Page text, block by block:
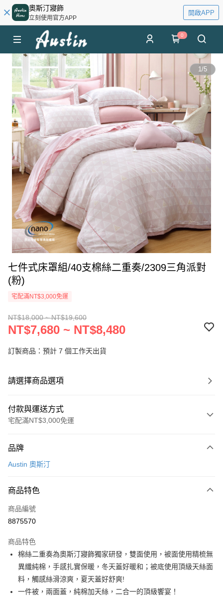
奧斯汀寢飾
立刻使用官方APP
開啟APP
0
1/5
七件式床罩組/40支棉絲二重奏/2309三角派對
(粉)
宅配滿NT$3,000免運
NT$18,000 ~ NT$19,600
NT$7,680 ~ NT$8,480
訂製商品：預計 7 個工作天出貨
請選擇商品選項
付款與運送方式
宅配滿NT$3,000免運
信用卡一次付款
3 期 0 利率 每期
合作金庫商業銀行
上海商業儲蓄銀行
臺灣中小企業銀行
匯豐（台灣）商業銀行
華泰商業銀行
聯邦商業銀行
遠東國際商業銀行
元大商業銀行
永豐商業銀行
玉山商業銀行
星展（台灣）商業銀行
合作金庫商業銀行
上海商業儲蓄銀行
國泰世華商業銀行
兆豐國際商業銀行
匯豐（台灣）商業銀行
華泰商業銀行
聯邦商業銀行
遠東國際商業銀行
元大商業銀行
永豐商業銀行
LINE Pay
Apple Pay
街口支付
悠遊付
品牌
Austin 奧斯汀
商品特色
商品編號
8875570
商品特色
棉絲二重奏為奧斯汀寢飾獨家研發，雙面使用，被面使用精梳無
異纖純棉，手感扎實保暖，冬天蓋好暖和；被底使用頂級天絲面
料，觸感絲滑涼爽，夏天蓋好舒爽!
一件被，兩面蓋，純棉加天絲，二合一的頂級饗宴！